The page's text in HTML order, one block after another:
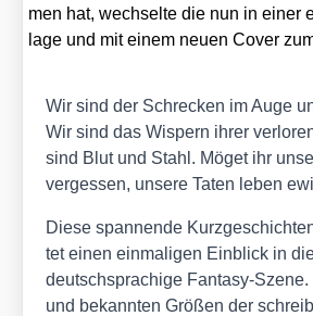
men hat, wech­sel­te die nun in einer
la­ge und mit einem neu­en Cover
Wir sind der Schre­cken im Auge
Wir sind das Wis­pern ihrer
sind Blut und Stahl. Möget ihr
ver­ges­sen, unse­re Taten leben
Die­se span­nen­de
tet einen ein­ma­li­gen Ein­blick in
deutsch­spra­chi­ge Fan­ta­sy-Sze­ne.
und bekann­ten Grö­ßen der